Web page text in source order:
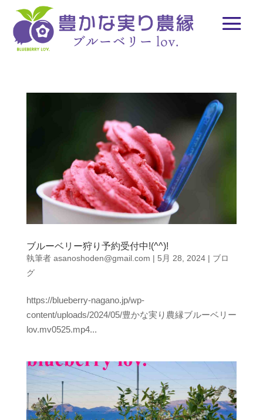
ブルーベリー狩り予約受付中!(^^)!
執筆者 asanoshoden@gmail.com | 5月 28, 2024| ブロ
グ
https://blueberry-nagano.jp/wp-
content/uploads/2024/05/豊かな実り農縁ブルーベリー
lov.mv0525.mp4...